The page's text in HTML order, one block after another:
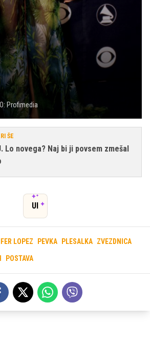
Profimedia
ŠE
Lo novega? Naj bi ji povsem zmešal
UI
LOPEZ PEVKA PLESALKA ZVEZDNICA
POSTAVA